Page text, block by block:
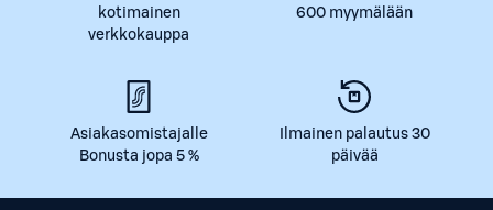
kotimainen
verkkokauppa
600 myymälään
Asiakasomistajalle
Bonusta jopa 5 %
Ilmainen palautus 30
päivää